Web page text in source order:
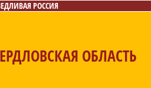
РОССИЯ
ОБЛАСТЬ